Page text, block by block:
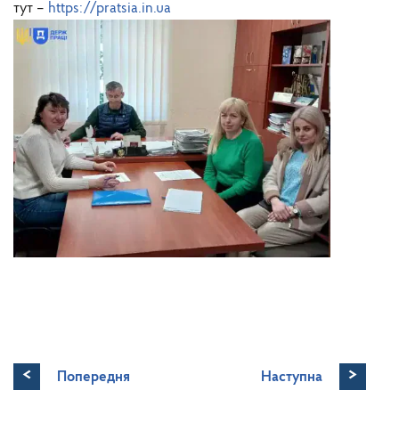
тут – https://pratsia.in.ua
< Попередня Наступна >